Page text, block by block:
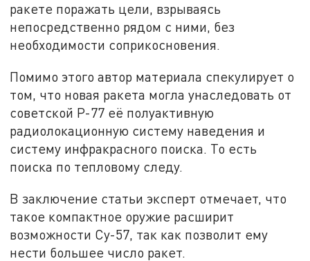
ракете поражать цели, взрываясь
непосредственно рядом с ними, без
необходимости соприкосновения.
Помимо этого автор материала спекулирует о
том, что новая ракета могла унаследовать от
советской Р-77 её полуактивную
радиолокационную систему наведения и
систему инфракрасного поиска. То есть
поиска по тепловому следу.
В заключение статьи эксперт отмечает, что
такое компактное оружие расширит
возможности Су-57, так как позволит ему
нести большее число ракет.